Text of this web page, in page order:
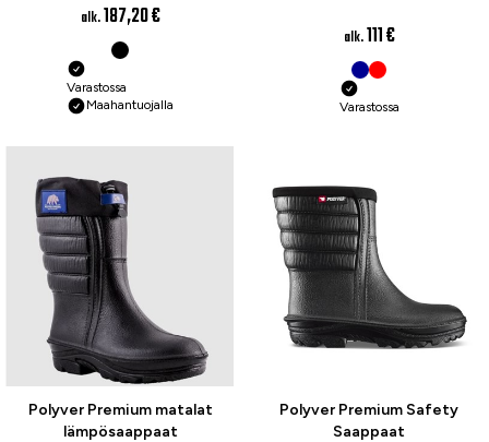
alk.187,20 €
Varastossa
Maahantuojalla
alk.111 €
Varastossa
Polyver Premium matalat
lämpösaappaat
Polyver Premium Safety
Saappaat